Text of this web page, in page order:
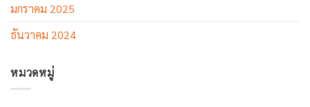
มกราคม 2025
ธันวาคม 2024
หมวดหมู่